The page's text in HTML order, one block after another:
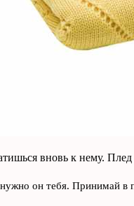
вновь к нему.
он тебя. Принимай